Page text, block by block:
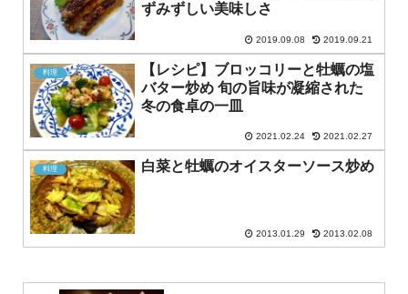
ずみずしい美味しさ
2019.09.08 2019.09.21
料理
【レシピ】ブロッコリーと牡蠣の塩
バター炒め 旬の旨味が凝縮された
冬の食卓の一皿
2021.02.24 2021.02.27
料理 白菜と牡蠣のオイスターソース炒め
2013.01.29 2013.02.08